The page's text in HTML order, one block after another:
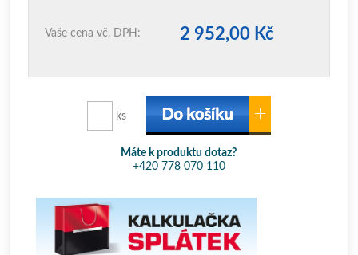
Vaše cena vč. DPH: 2 952,00 Kč
ks
Máte k produktu dotaz?
+420 778 070 110